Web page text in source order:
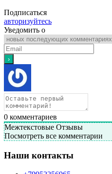
Подписаться
авторизуйтесь
Уведомить о
0 комментариев
Межтекстовые Отзывы
Посмотреть все комментарии
Наши контакты